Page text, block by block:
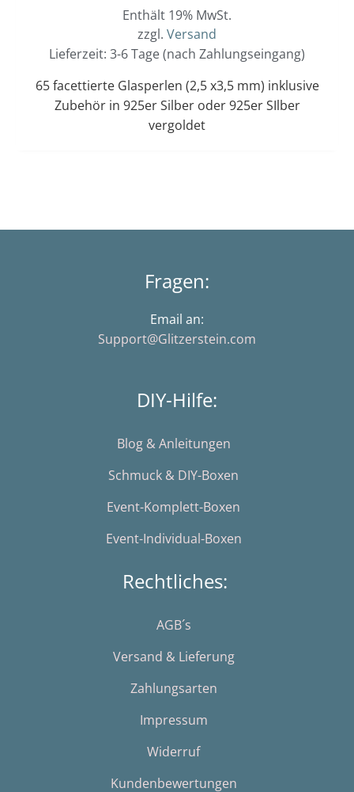
Enthält 19% MwSt.
zzgl. Versand
Lieferzeit: 3-6 Tage (nach Zahlungseingang)
65 facettierte Glasperlen (2,5 x3,5 mm) inklusive
Zubehör in 925er Silber oder 925er SIlber
vergoldet
Fragen:
Email an:
Support@Glitzerstein.com
DIY-Hilfe:
Blog & Anleitungen
Schmuck & DIY-Boxen
Event-Komplett-Boxen
Event-Individual-Boxen
Rechtliches:
AGB´s
Versand & Lieferung
Zahlungsarten
Impressum
Widerruf
Kundenbewertungen